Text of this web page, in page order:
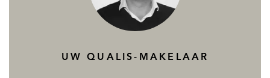
Zo krijg je een reeds ontworpen woning die aanpasbaar is
aan jouw wensen, en dat tegen een vaste prijs.
Geweldige ligging aan de Costa Blanca
UW QUALIS-MAKELAAR